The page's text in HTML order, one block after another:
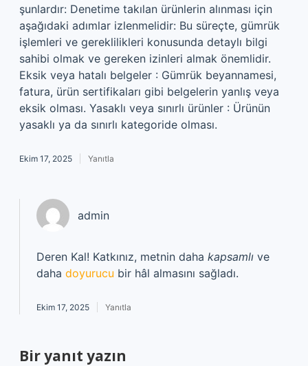
şunlardır: Denetime takılan ürünlerin alınması için
aşağıdaki adımlar izlenmelidir: Bu süreçte, gümrük
işlemleri ve gereklilikleri konusunda detaylı bilgi
sahibi olmak ve gereken izinleri almak önemlidir.
Eksik veya hatalı belgeler : Gümrük beyannamesi,
fatura, ürün sertifikaları gibi belgelerin yanlış veya
eksik olması. Yasaklı veya sınırlı ürünler : Ürünün
yasaklı ya da sınırlı kategoride olması.
Ekim 17, 2025 Yanıtla
admin
Deren Kal! Katkınız, metnin daha kapsamlı ve
daha doyurucu bir hâl almasını sağladı.
Ekim 17, 2025 Yanıtla
Bir yanıt yazın